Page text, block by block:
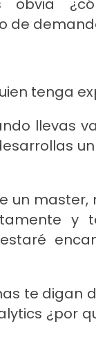
obvia
de
tenga
llevas
un master,
y
te digan
¿por